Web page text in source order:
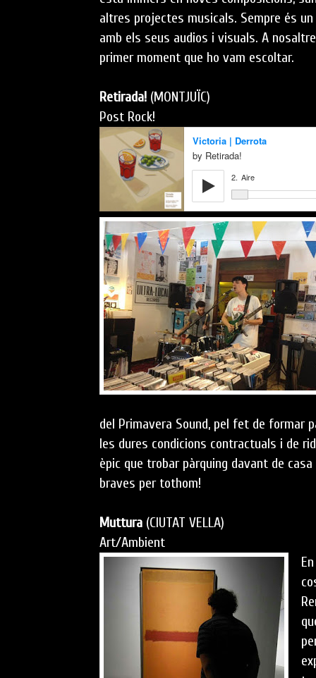
altres projectes musicals. Sempre és
amb els seus audios i visuals. A
primer moment que ho vam escoltar.
Retirada! (MONTJUÏC)
Post Rock!
del Primavera Sound, pel fet de formar
les dures condicions contractuals i de
èpic que trobar pàrquing davant de
braves per tothom!
Muttura (CIUTAT VELLA)
Art/Ambient